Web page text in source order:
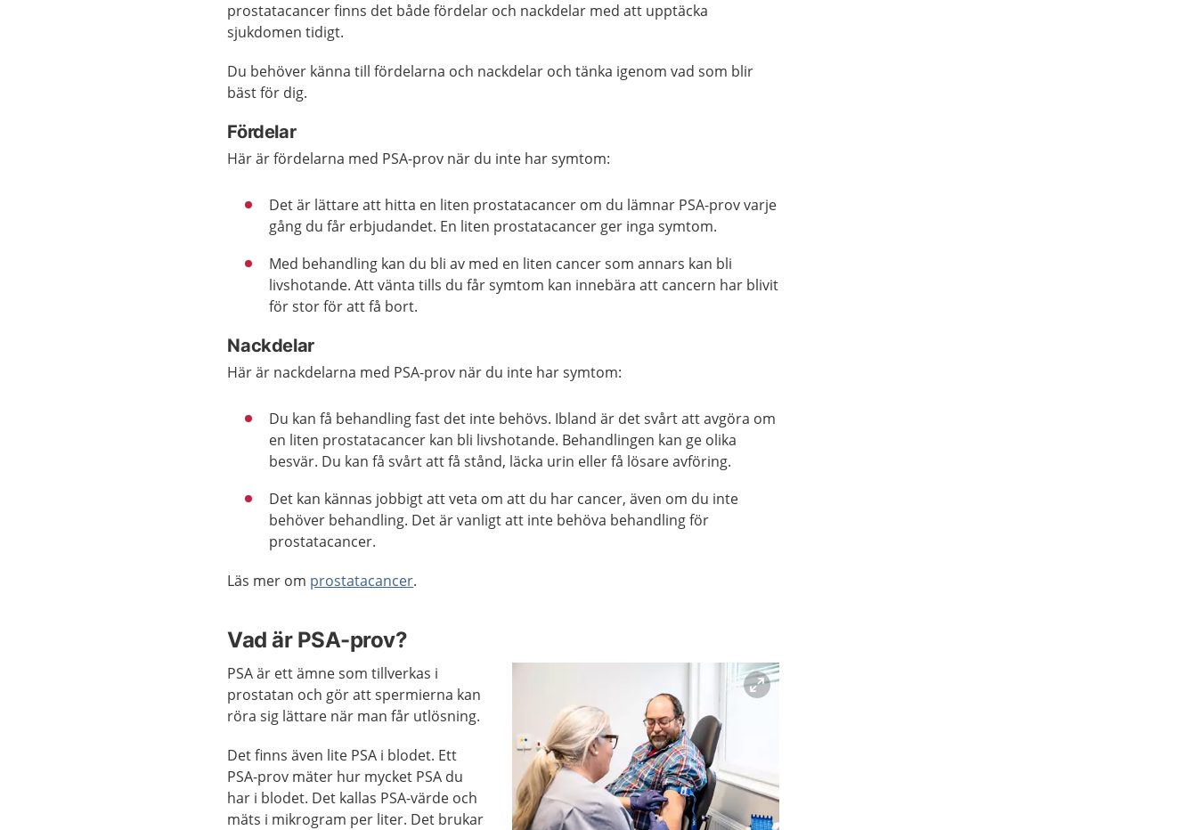
prostatacancer finns det både fördelar och nackdelar med att upptäcka
sjukdomen tidigt.
Du behöver känna till fördelarna och nackdelar och tänka igenom vad som blir
bäst för dig.
Fördelar
Här är fördelarna med PSA-prov när du inte har symtom:
Det är lättare att hitta en liten prostatacancer om du lämnar PSA-prov varje
gång du får erbjudandet. En liten prostatacancer ger inga symtom.
Med behandling kan du bli av med en liten cancer som annars kan bli
livshotande. Att vänta tills du får symtom kan innebära att cancern har blivit
för stor för att få bort.
Nackdelar
Här är nackdelarna med PSA-prov när du inte har symtom:
Du kan få behandling fast det inte behövs. Ibland är det svårt att avgöra om
en liten prostatacancer kan bli livshotande. Behandlingen kan ge olika
besvär. Du kan få svårt att få stånd, läcka urin eller få lösare avföring.
Det kan kännas jobbigt att veta om att du har cancer, även om du inte
behöver behandling. Det är vanligt att inte behöva behandling för
prostatacancer.
Läs mer om prostatacancer.
Vad är PSA-prov?
PSA är ett ämne som tillverkas i
prostatan och gör att spermierna kan
röra sig lättare när man får utlösning.
Det finns även lite PSA i blodet. Ett
PSA-prov mäter hur mycket PSA du
har i blodet. Det kallas PSA-värde och
mäts i mikrogram per liter. Det brukar